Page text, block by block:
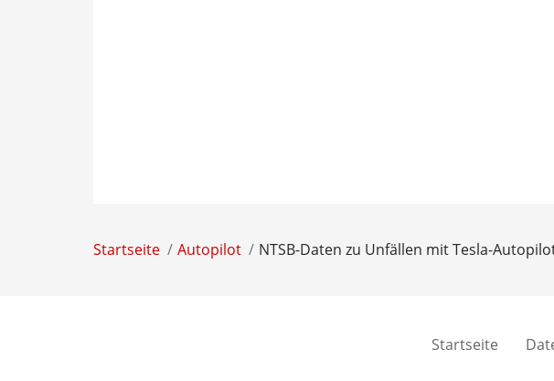
Startseite Autopilot NTSB-Daten zu Unfällen mit Tesla-
Startseite